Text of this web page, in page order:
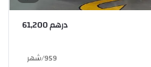
درهم 61,200
959
/شهر